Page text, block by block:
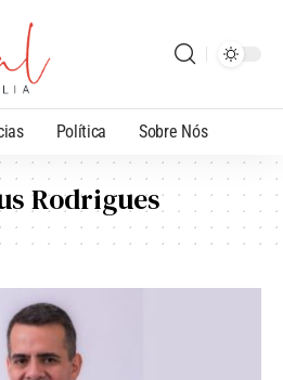
Política Sobre Nós
Rodrigues